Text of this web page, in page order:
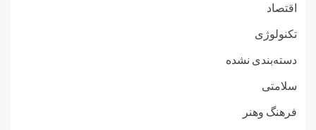
اقتصاد
تکنولوژی
دسته‌بندی نشده
سلامتی
فرهنگ وهنر